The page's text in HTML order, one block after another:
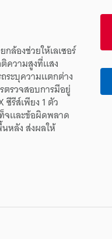
กล้องช่วยให้เลเซอร์
ความสูงที่เเสง
ระบุความเเตกต่าง
ตรวจสอบการมีอยู่
ซีรีส์เพียง1 ตัว
จเเละข้อผิดพลาด
หลังส่งผลให้